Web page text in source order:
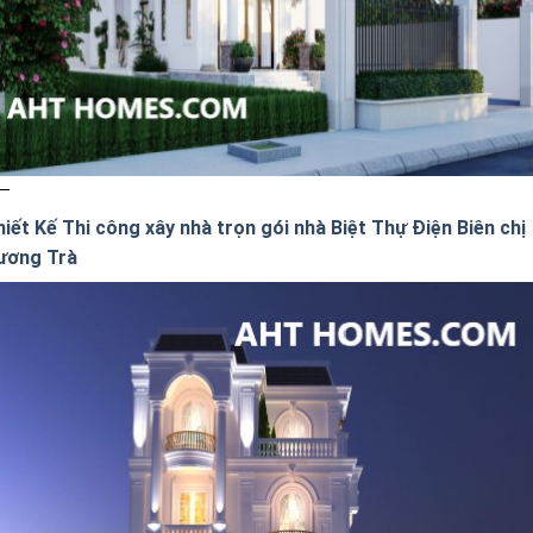
Kế Thi công xây nhà trọn gói nhà Biệt Thự Điện Biên chị
Trà